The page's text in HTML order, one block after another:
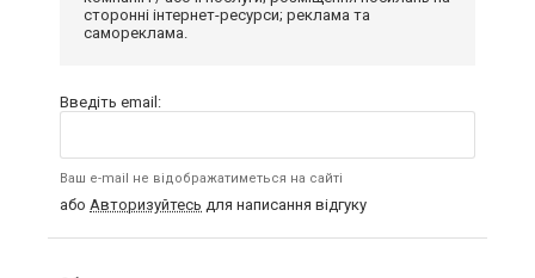
сторонні інтернет-ресурси; реклама та
самореклама.
Введіть email:
Ваш e-mail не відображатиметься на сайті
або Авторизуйтесь для написання відгуку